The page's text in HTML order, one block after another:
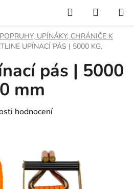
Hledat
KOŠÍK
UPÍNÁKY, CHRÁNIČE K
UPÍNACÍ PÁS | 5000 KG,
pás | 5000
mm
hodnocení